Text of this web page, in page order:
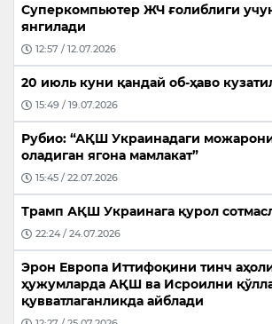
Суперкомпьютер ЖЧ ғолиблиги
янгилади
12:57 / 12.07.2026
20 июль куни қандай об-ҳаво
15:49 / 19.07.2026
Рубио: “АҚШ Украинадаги
оладиган ягона мамлакат”
15:45 / 22.07.2026
Трамп АҚШ Украинага қурол
22:24 / 24.07.2026
Эрон Европа Иттифоқини тинч
ҳужумларда АҚШ ва Исроилни
қувватлаганликда айблади